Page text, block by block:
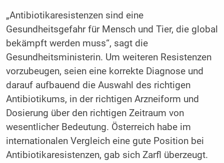
„Antibiotikaresistenzen sind eine
Gesundheitsgefahr für Mensch und Tier, die global
bekämpft werden muss“, sagt die
Gesundheitsministerin. Um weiteren Resistenzen
vorzubeugen, seien eine korrekte Diagnose und
darauf aufbauend die Auswahl des richtigen
Antibiotikums, in der richtigen Arzneiform und
Dosierung über den richtigen Zeitraum von
wesentlicher Bedeutung. Österreich habe im
internationalen Vergleich eine gute Position bei
Antibiotikaresistenzen, gab sich Zarfl überzeugt.